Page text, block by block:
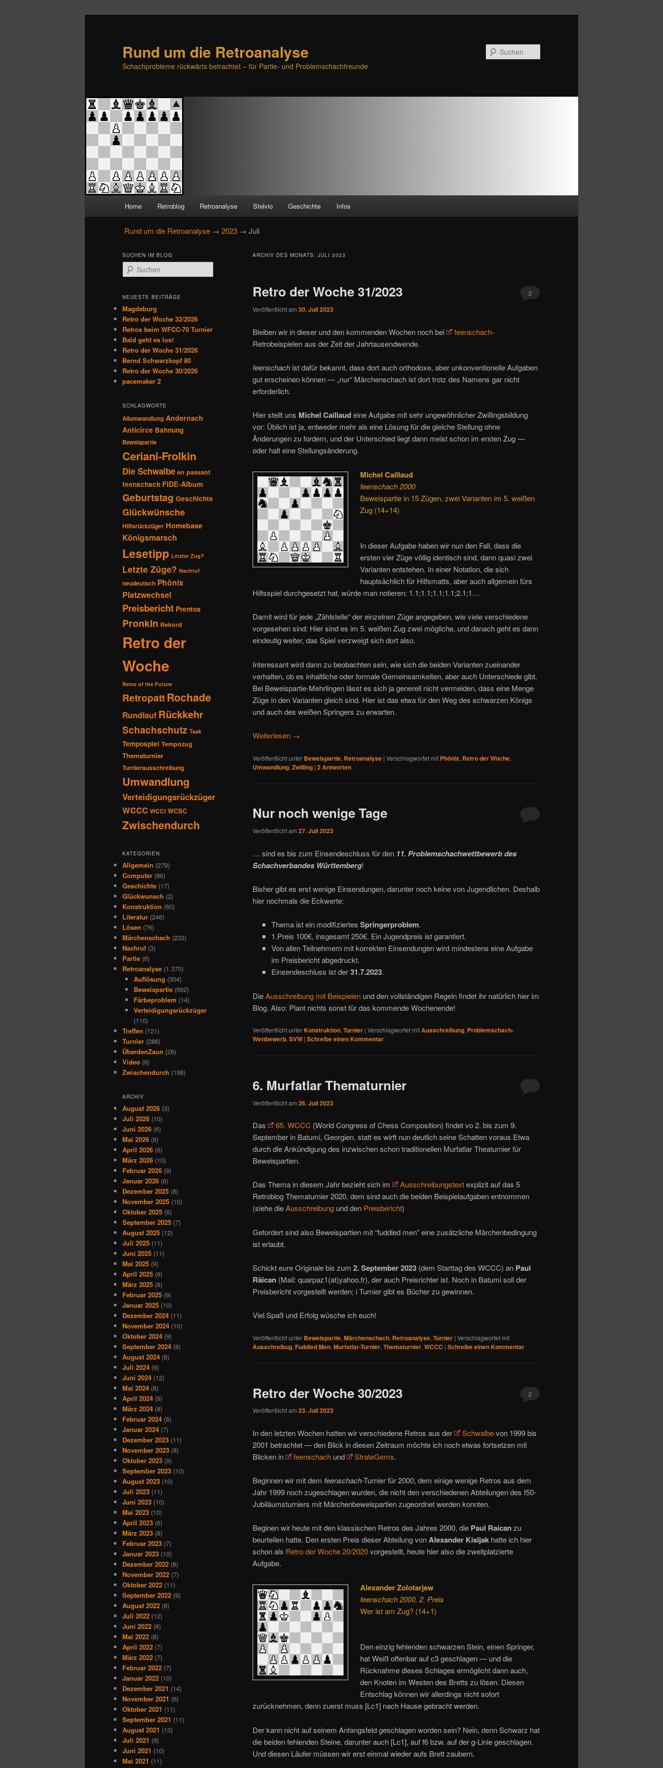
Rund um die Retroanalyse
Schachprobleme rückwärts betrachtet – für Partie- und Problemschachfreunde
Zum
primären
Inhalt
springen
Zum
sekundären
Inhalt
springen
Home Retroblog Retroanalyse Stelvio Geschichte Infos
Rund um die Retroanalyse → 2023 → Juli
ARCHIV DES MONATS: JULI 2023
Retro der Woche 31/2023
Veröffentlicht am 30. Juli 2023
2
Bleiben wir in dieser und den kommenden Wochen noch bei feenschach-
Retrobeispielen aus der Zeit der Jahrtausendwende.
feenschach ist dafür bekannt, dass dort auch orthodoxe, aber unkonventionelle Aufgaben
gut erscheinen können — „nur“ Märchenschach ist dort trotz des Namens gar nicht
erforderlich.
Hier stellt uns Michel Caillaudeine Aufgabe mit sehr ungewöhnlicher Zwillingsbildung
vor: Üblich ist ja, entweder mehr als eine Lösung für die gleiche Stellung ohne
Änderungen zu fordern, und der Unterschied liegt dann meist schon im ersten Zug —
oder halt eine Stellungsänderung.
Michel Caillaud
feenschach 2000
Beweispartie in 15 Zügen, zwei Varianten im 5. weißen
Zug (14+14)
In dieser Aufgabe haben wir nun den Fall, dass die
ersten vier Züge völlig identisch sind, dann quasi zwei
Varianten entstehen. In einer Notation, die sich
hauptsächlich für Hilfsmatts, aber auch allgemein fürs
Hilfsspiel durchgesetzt hat, würde man notieren: 1.1;1.1;1.1;1.1;2.1;1…
Damit wird für jede „Zählstelle“ der einzelnen Züge angegeben, wie viele verschiedene
vorgesehen sind: Hier sind es im 5. weißen Zug zwei mögliche, und danach geht es dann
eindeutig weiter, das Spiel verzweigt sich dort also.
Interessant wird dann zu beobachten sein, wie sich die beiden Varianten zueinander
verhalten, ob es inhaltliche oder formale Gemeinsamkeiten, aber auch Unterschiede gibt.
Bei Beweispartie-Mehrlingen lässt es sich ja generell nicht vermeiden, dass eine Menge
Züge in den Varianten gleich sind. Hier ist das etwa für den Weg des schwarzen Königs
und auch des weißen Springers zu erwarten.
Weiterlesen →
Veröffentlicht unter Beweispartie, Retroanalyse | Verschlagwortet mit Phönix, Retro der Woche,
Umwandlung, Zwilling | 2 Antworten
Nur noch wenige Tage
Veröffentlicht am 27. Juli 2023
… sind es bis zum Einsendeschluss für den 11. Problemschachwettbewerb des
Schachverbandes Württemberg!
Bisher gibt es erst wenige Einsendungen, darunter noch keine von Jugendlichen. Deshalb
hier nochmals die Eckwerte:
Thema ist ein modifiziertes Springerproblem.
1.Preis 100€, insgesamt 250€. Ein Jugendpreis ist garantiert.
Von allen Teilnehmern mit korrekten Einsendungen wird mindestens eine Aufgabe
im Preisbericht abgedruckt.
Einsendeschluss ist der31.7.2023.
DieAusschreibung mit Beispielen und den vollständigen Regeln findet ihr natürlich hier im
Blog. Also: Plant nichts sonst für das kommende Wochenende!
Veröffentlicht unterKonstruktion, Turnier | Verschlagwortet mitAusschreibung, Problemschach-
Wettbewerb, SVW | Schreibe einen Kommentar
6. Murfatlar Thematurnier
Veröffentlicht am 26. Juli 2023
Das 65. WCCC (World Congress of Chess Composition) findet vo 2. bis zum 9.
September in Batumi, Georgien, statt es wirft nun deutlich seine Schatten voraus Etwa
durch die Ankündigung des inzwischen schon traditionellen Murfatlar Theaturnier für
Beweispartien.
Das Thema in diesem Jahr bezieht sich im Ausschreibungstextexplizit auf das 5
Retroblog Thematurnier 2020, dem sind auch die beiden Beispielaufgaben entnommen
(siehe dieAusschreibung und den Preisbericht)
Gefordert sind also Beweispartien mit “fuddled men” eine zusätzliche Märchenbedingung
ist erlaubt.
Schickt eure Originale bis zum 2. September 2023 (dem Starttag des WCCC) an Paul
Rãican (Mail: quarpaz1(at)yahoo.fr), der auch Preisrichter ist. Noch in Batumi soll der
Preisbericht vorgestellt werden; i Turnier gibt es Bücher zu gewinnen.
Viel Spaß und Erfolg wüsche ich euch!
Veröffentlicht unter Beweispartie, Märchenschach, Retroanalyse, Turnier | Verschlagwortet mit
Ausschreibug, Fuddled Men, Murfatlar-Turnier, Thematurnier, WCCC | Schreibe einen Kommentar
Retro der Woche 30/2023
Veröffentlicht am 23. Juli 2023
2
In den letzten Wochen hatten wir verschiedene Retros aus der Schwalbevon 1999 bis
2001 betrachtet — den Blick in diesen Zeitraum möchte ich noch etwas fortsetzen mit
Blicken in
feenschach und StrateGems.
Beginnen wir mit dem feenschach-Turnier für 2000, dem einige wenige Retros aus dem
Jahr 1999 noch zugeschlagen wurden, die nicht den verschiedenen Abteilungen des f50-
Jubiläumsturniers mit Märchenbeweispartien zugeordnet werden konnten.
Beginen wir heute mit den klassischen Retros des Jahres 2000, die Paul Raicanzu
beurteilen hatte. Den ersten Preis dieser Abteilung vonAlexander Kisljak hatte ich hier
schon als Retro der Woche 20/2020vorgestellt, heute hier also die zweitplatzierte
Aufgabe.
Alexander Zolotarjew
feenschach 2000, 2. Preis
Wer ist am Zug? (14+1)
Den einzig fehlenden schwarzen Stein, einen Springer,
hat Weiß offenbar auf c3 geschlagen — und die
Rücknahme dieses Schlages ermöglicht dann auch,
den Knoten im Westen des Bretts zu lösen. Diesen
Entschlag können wir allerdings nicht sofort
zurücknehmen, denn zuerst muss [Lc1] nach Hause gebracht werden.
Der kann nicht auf seinem Anfangsfeld geschlagen worden sein? Nein, denn Schwarz hat
die beiden fehlenden Steine, darunter auch [Lc1], auf f6 bzw. auf der g-Linie geschlagen.
Und diesen Läufer müssen wir erst einmal wieder aufs Brett zaubern.
SUCHEN IM BLOG
u
h
n
NEUESTE BEITRÄGE
Magdeburg
Retro der Woche 32/2026
Retros beim WFCC-70 Turnier
Bald geht es los!
Retro der Woche 31/2026
Bernd Schwarzkopf 80
Retro der Woche 30/2026
pacemaker 2
SCHLAGWORTE
Allumwandlung Andernach
Anticirce Bahnung
Beweispartie
Ceriani-Frolkin
Die Schwalbe en passant
feenschach FIDE-Album
Geburtstag Geschichte
Glückwünsche
Hilfsrückzüger Homebase
Königsmarsch
Lesetipp Letzter Zug?
Letzte Züge? Nachruf
neudeutsch Phönix
Platzwechsel
Preisbericht Prentos
Pronkin Rekord
Retro der
Woche
Retro of the Future
RetropattRochade
Rundlauf Rückkehr
Schachschutz Task
Tempospiel Tempozug
Thematurnier
Turnierausschreibung
Umwandlung
Verteidigungsrückzüger
WCCC WCCI WCSC
Zwischendurch
KATEGORIEN
Allgemein (279)
Computer (86)
Geschichte (17)
Glückwunsch (2)
Konstruktion (60)
Literatur (246)
Lösen (76)
Märchenschach (233)
Nachruf (3)
Partie (6)
Retroanalyse (1.370)
Auflösung (304)
Beweispartie(662)
Färbeproblem (14)
Verteidigungsrückzüger
(110)
Treffen (121)
Turnier (288)
ÜberdenZaun (28)
Video (6)
Zwischendurch (198)
ARCHIV
August 2026 (3)
Juli 2026 (10)
Juni 2026 (6)
Mai 2026 (8)
April 2026 (6)
März 2026 (10)
Februar 2026 (9)
Januar 2026 (6)
Dezember 2025 (8)
November 2025 (10)
Oktober 2025 (6)
September 2025 (7)
August 2025 (12)
Juli 2025 (11)
Juni 2025 (11)
Mai 2025 (9)
April 2025 (6)
März 2025 (8)
Februar 2025 (9)
Januar 2025 (10)
Dezember 2024 (11)
November 2024 (10)
Oktober 2024 (9)
September 2024 (8)
August 2024 (8)
Juli 2024 (9)
Juni 2024 (12)
Mai 2024 (8)
April 2024 (9)
März 2024 (8)
Februar 2024 (8)
Januar 2024 (7)
Dezember 2023 (11)
November 2023 (8)
Oktober 2023 (9)
September 2023 (10)
August 2023 (10)
Juli 2023 (11)
Juni 2023 (10)
Mai 2023 (10)
April 2023 (6)
März 2023 (8)
Februar 2023 (7)
Januar 2023 (10)
Dezember 2022 (8)
November 2022 (7)
Oktober 2022 (11)
September 2022 (9)
August 2022 (8)
Juli 2022 (12)
Juni 2022 (8)
Mai 2022 (8)
April 2022 (7)
März 2022 (7)
Februar 2022 (7)
Januar 2022 (10)
Dezember 2021 (14)
November 2021 (6)
Oktober 2021 (11)
September 2021 (11)
August 2021 (13)
Juli 2021 (9)
Juni 2021 (10)
Mai 2021 (11)